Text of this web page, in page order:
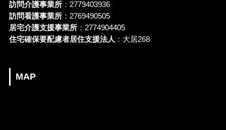
訪問介護事業所：2779403936
訪問看護事業所：2769490505
居宅介護支援事業所：2774904405
住宅確保要配慮者居住支援法人 ：大居268
MAP